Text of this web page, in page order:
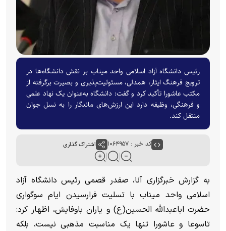
رئیس دانشگاه آزاد اسلامی واحد میناب بر نقش دانشگاه‌ها در
ترویج فرهنگ ایثار، همدلی، مسئولیت‌پذیری و بصیرت برگرفته از
مکتب عاشورا تأکید کرد و گفت: دانشگاه به‌عنوان یک نهاد علمی
و فرهنگی، وظیفه دارد این ارزش‌های ماندگار را به نسل جوان
منتقل کند.
کد خبر : ۱۰۶۴۹۵۷ اشتراک گذاری
به گزارش خبرگزاری آنا، صفدر قصمی رئیس دانشگاه آزاد
اسلامی واحد میناب با تسلیت فرارسیدن ایام سوگواری
حضرت اباعبدالله الحسین(ع) و یاران باوفایش، اظهار کرد:
تاسوعا و عاشورا تنها یک مناسبت مذهبی نیست، بلکه